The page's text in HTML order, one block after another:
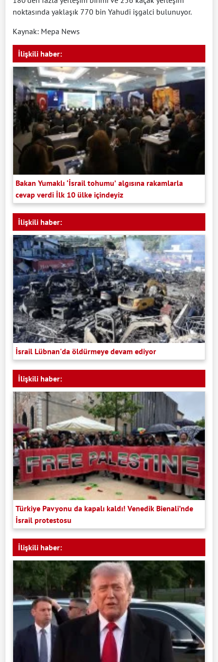
noktasında yaklaşık 770 bin Yahudi işgalci bulunuyor.
Kaynak: Mepa News
İlişkili haber:
Bakan Yumaklı ‘İsrail tohumu’ algısına rakamlarla
cevap verdi İlk 10 ülke içindeyiz
İlişkili haber:
İsrail Lübnan'da öldürmeye devam ediyor
İlişkili haber:
Türkiye Pavyonu da kapalı kaldı! Venedik Bienali’nde
İsrail protestosu
İlişkili haber: